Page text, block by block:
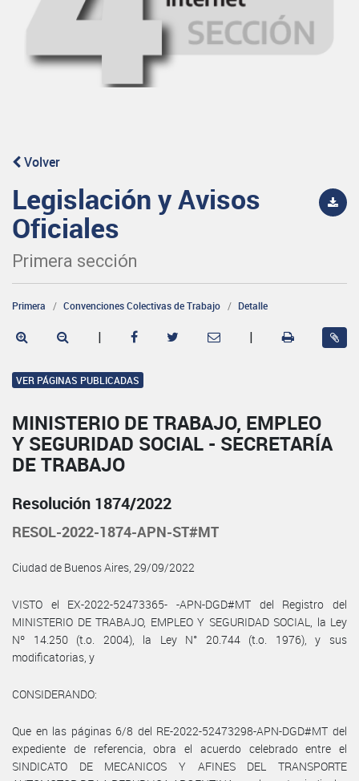
Volver
Legislación y Avisos
Oficiales
Primera sección
Primera Convenciones Colectivas de Trabajo Detalle
| |
VER PÁGINAS PUBLICADAS
MINISTERIO DE TRABAJO, EMPLEO
Y SEGURIDAD SOCIAL - SECRETARÍA
DE TRABAJO
Resolución 1874/2022
RESOL-2022-1874-APN-ST#MT
Ciudad de Buenos Aires, 29/09/2022
VISTO el EX-2022-52473365- -APN-DGD#MT del Registro del
MINISTERIO DE TRABAJO, EMPLEO Y SEGURIDAD SOCIAL, la Ley
Nº 14.250 (t.o. 2004), la Ley N° 20.744 (t.o. 1976), y sus
modificatorias, y
CONSIDERANDO:
Que en las páginas 6/8 del RE-2022-52473298-APN-DGD#MT del
expediente de referencia, obra el acuerdo celebrado entre el
SINDICATO DE MECANICOS Y AFINES DEL TRANSPORTE